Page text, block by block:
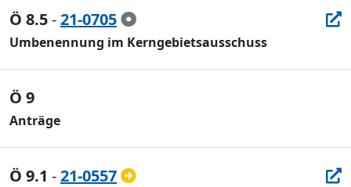
Ö 8.5-21-0705
Umbenennung im Kerngebietsausschuss
Ö 9
Anträge
Ö 9.1 -21-0557